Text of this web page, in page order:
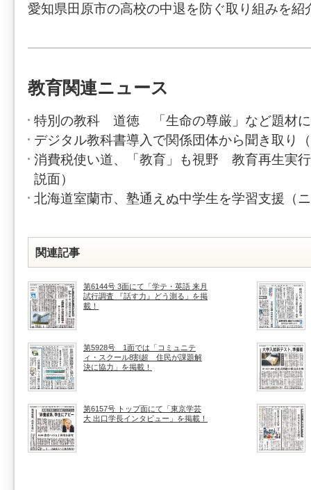
愛知県田原市の高校の中退を防ぐ取り組みを紹
教育関連ニュース
特別の教科 道徳 「生命の尊厳」など題材に
デジタル教科書導入で関係団体から聞き取り
消費税使い道、「教育」も視野 教育再生実
説面）
北海道室蘭市、塾通えぬ中学生を学習支援（
関連記事
第6144号 3面にて「学テ・英語 来月
試行調査 『話す力』どう測る」を掲
載！
第5928号 1面では「コミュニテ
ィ・スクール8割超 住民が課題解
決に協力」を掲載！
第6157号 トップ面にて「東京学芸
大 出口学長インタビュー」を掲載！